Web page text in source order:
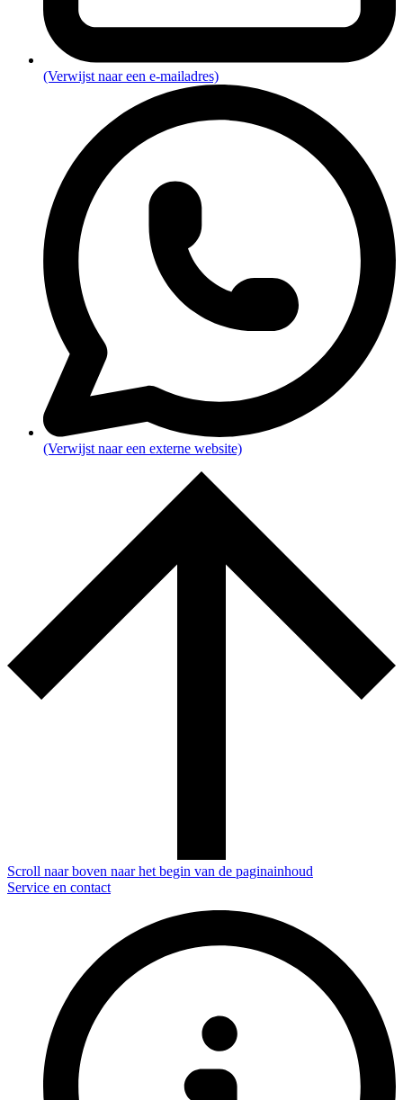
(Verwijst naar een e-mailadres)
(Verwijst naar een externe website)
Scroll naar boven naar het begin van de paginainhoud
Service en contact